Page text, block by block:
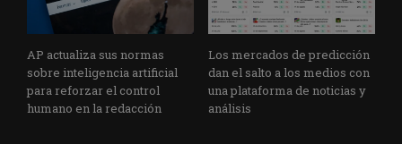
AP actualiza sus normas
sobre inteligencia artificial
para reforzar el control
humano en la redacción
Los mercados de predicción
dan el salto a los medios con
una plataforma de noticias y
análisis